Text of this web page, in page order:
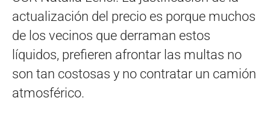
actualización del precio es porque muchos
de los vecinos que derraman estos
líquidos, prefieren afrontar las multas no
son tan costosas y no contratar un camión
atmosférico.